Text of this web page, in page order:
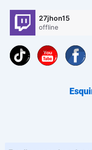
contenido
27jhon15
offline
You